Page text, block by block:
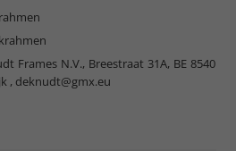
Frames N.V., Breestraat 31A, BE 8540
, deknudt@gmx.eu